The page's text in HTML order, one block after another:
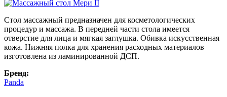
Стол массажный предназначен для косметологических
процедур и массажа. В передней части стола имеется
отверстие для лица и мягкая заглушка. Обивка искусственная
кожа. Нижняя полка для хранения расходных материалов
изготовлена из ламинированной ДСП.
Бренд:
Panda